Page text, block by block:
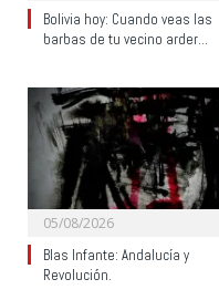
Bolivia hoy: Cuando veas las
barbas de tu vecino arder…
05/08/2026
Blas Infante: Andalucía y
Revolución.